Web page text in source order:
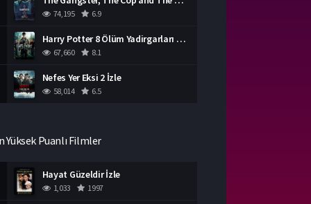
74,195 6.9
Harry Potter 8 Ölüm Yadirgarları Bölüm 2 İzle
67,660 8.1
Nefes Yer Eksi 2 İzle
58,014 6.5
Yüksek Puanlı Filmler
Hayat Güzeldir İzle
1,033 1997